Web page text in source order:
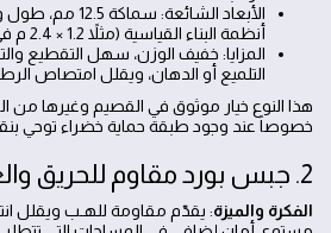
الأبعاد الشائعة:
أنظمة البناء القياسية (مثلاً 1.2 × 2.4 م في كثير من الأسواق).
المزايا: خفيف الوزن، سهل التقطيع
التلميع أو الدهان، ويقلل امتصاص
هذا النوع خيار موثوق في القصيم وغيرها من
خصوصاً عند وجود طبقة حماية خضراء توحي
2. جبس بورد مقاوم للحريق والعتاد
الفكرة والميزة: يقدّم مقاومة للهـب ويقلل